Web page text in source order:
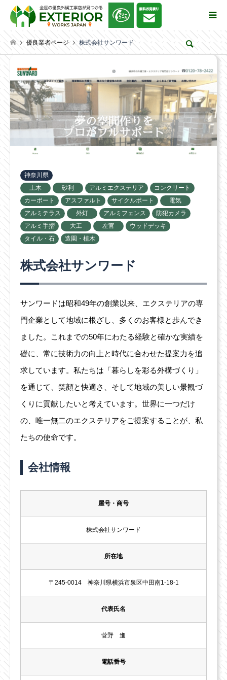
検索
優良業者ページ 株式会社サンワード
神奈川県
土木
砂利 アルミエクステリア
コンクリート
カーポート
アスファルト サイクルポート
電気
アルミテラス
外灯 アルミフェンス
防犯カメラ
アルミ手摺
大工 左官
ウッドデッキ
タイル・石
造園・植木
株式会社サンワード
サンワードは昭和49年の創業以来、エクステリアの専
門企業として地域に根ざし、多くのお客様と歩んでき
ました。これまでの50年にわたる経験と確かな実績を
礎に、常に技術力の向上と時代に合わせた提案力を追
求しています。私たちは「暮らしを彩る外構づくり」
を通じて、笑顔と快適さ、そして地域の美しい景観づ
くりに貢献したいと考えています。世界に一つだけ
の、唯一無二のエクステリアをご提案することが、私
たちの使命です。
会社情報
屋号・商号
株式会社サンワード
所在地
〒245-0014 神奈川県横浜市泉区中田南1-18-1
代表氏名
菅野 進
電話番号